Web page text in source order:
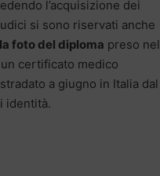
l’acquisizione dei
si sono riservati anche
foto del diploma preso nel
certificato medico
a giugno in Italia dal
identità.